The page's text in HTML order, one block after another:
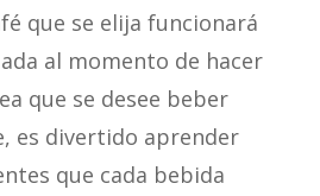
que se elija funcionará
al momento de hacer
que se desee beber
es divertido aprender
que cada bebida